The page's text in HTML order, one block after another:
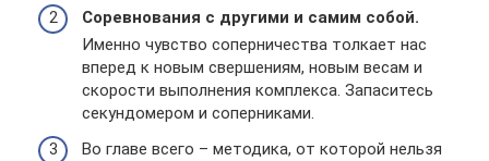
Соревнования с другими и самим собой.
Именно чувство соперничества толкает нас
вперед к новым свершениям, новым весам и
скорости выполнения комплекса. Запаситесь
секундомером и соперниками.
Во главе всего – методика, от которой нельзя